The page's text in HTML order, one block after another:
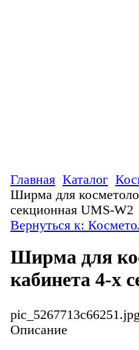
Главная Каталог
Ширма для
секционная UMS-W2
Вернуться к:
Ширма для
кабинета 4-х
Описание